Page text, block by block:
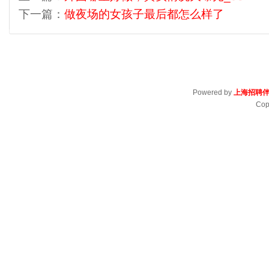
下一篇： 做夜场的女孩子最后都怎么样了
Powered by 上海招聘